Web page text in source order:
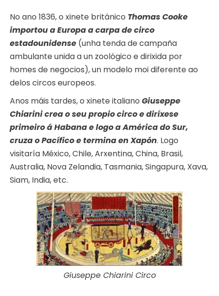
No ano 1836, o xinete británico Thomas Cooke
importou a Europa a carpa de circo
estadounidense (unha tenda de campaña
ambulante unida a un zoológico e dirixida por
homes de negocios), un modelo moi diferente ao
delos circos europeos.
Anos máis tardes, o xinete italiano Giuseppe
Chiarini crea o seu propio circo e diríxese
primeiro á Habana e logo a América do Sur,
cruza o Pacífico e termina en Xapón. Logo
visitaría México, Chile, Arxentina, China, Brasil,
Australia, Nova Zelandia, Tasmania, Singapura, Xava,
Siam, India, etc.
Giuseppe Chiarini Circo